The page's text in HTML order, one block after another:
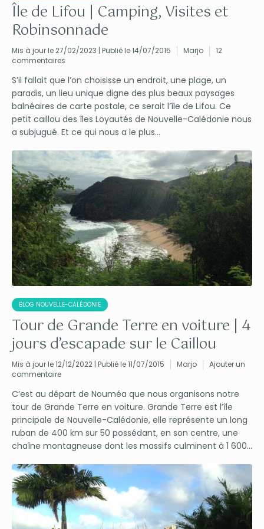
Île de Lifou | Camping, Visites et
Robinsonnade
Mis à jour le 27/02/2023 | Publié le 14/07/2015 Marjo
12
commentaires
S’il fallait que l’on choisisse un endroit, une plage, un
paradis, un lieu unique digne des plus beaux paysages
balnéaires de carte postale, ce serait l’île de Lifou. Ce
petit caillou des îles Loyautés de Nouvelle-Calédonie nous
a subjugué. Et ce qui nous a le plus...
BLOG NOUVELLE-CALÉDONIE
Tour de Grande Terre en voiture | 4
jours d’escapade sur le Caillou
Mis à jour le 12/12/2022 | Publié le 11/07/2015 Marjo
Ajouter un
commentaire
C’est au départ de Nouméa que nous organisons notre
tour de Grande Terre en voiture. Grande Terre est l’île
principale de Nouvelle-Calédonie, elle représente un long
ruban de 400 km sur 50 possédant, en son centre, une
chaîne montagneuse dont les massifs culminent à 1 600...